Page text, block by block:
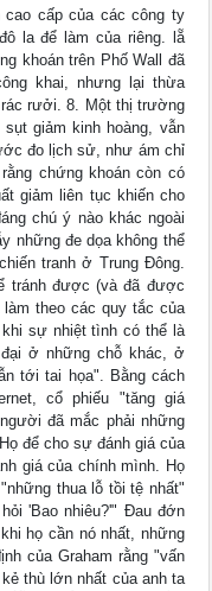
cấp của các công ty
la để làm của riêng. lẵ
khoán trên Phố Wall đã
khai, nhưng lại thừa
rác rưởi. 8. Một thị trường
giảm kinh hoàng, vẫn
đo lịch sử, như ám chỉ
chứng khoán còn có
giảm liên tục khiến cho
chú ý nào khác ngoài
những đe dọa không thể
tranh ở Trung Đông.
tránh được (và đã được
theo các quy tắc của
sự nhiệt tình có thể là
ở những chỗ khác, ở
tới tai họa". Bằng cách
cổ phiếu "tăng giá
đã mắc phải những
để cho sự đánh giá của
giá của chính mình. Họ
thua lỗ tồi tệ nhất"
'Bao nhiêu?'" Đau đớn
họ cần nó nhất, những
của Graham rằng "vấn
thù lớn nhất của anh ta